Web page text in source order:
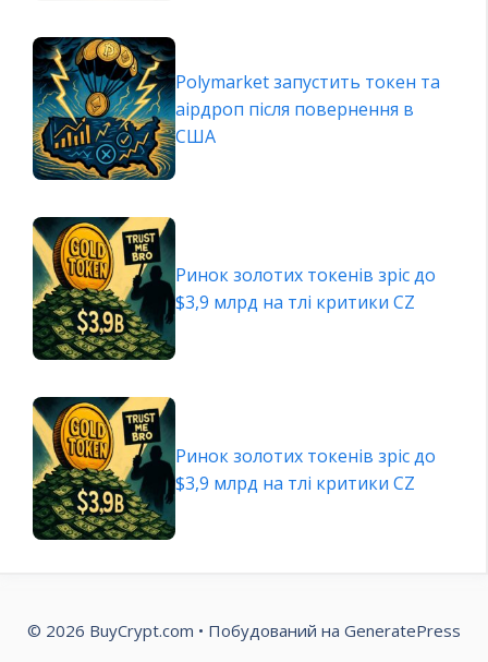
Polymarket запустить токен та
аірдроп після повернення в
США
Ринок золотих токенів зріс до
$3,9 млрд на тлі критики CZ
Ринок золотих токенів зріс до
$3,9 млрд на тлі критики CZ
© 2026 BuyCrypt.com • Побудований на GeneratePress